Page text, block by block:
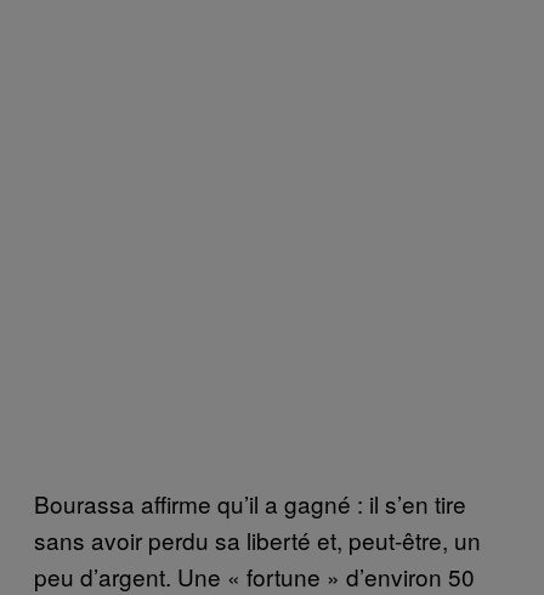
Bourassa affirme qu’il a gagné : il s’en tire
sans avoir perdu sa liberté et, peut-être, un
peu d’argent. Une « fortune » d’environ 50